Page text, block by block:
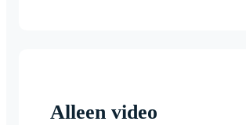
Alleen video